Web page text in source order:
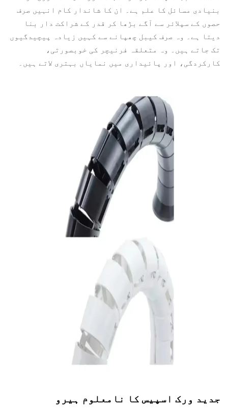
بنیادی مسائل کا علم ہے۔ ان کا شاندار کام انہیں صرف
حصوں کے سپلائر سے آگے بڑھا کر قدر کے شراکت دار بنا
دیتا ہے۔ وہ صرف کیبل چھپانے سے کہیں زیادہ پیچیدگیوں
تک جاتے ہیں۔ وہ متعلقہ فرنیچر کی خوبصورتی،
کارکردگی، اور پائیداری میں نمایاں بہتری لاتے ہیں۔
جدید ورک اسپیس کا نامعلوم ہیرو